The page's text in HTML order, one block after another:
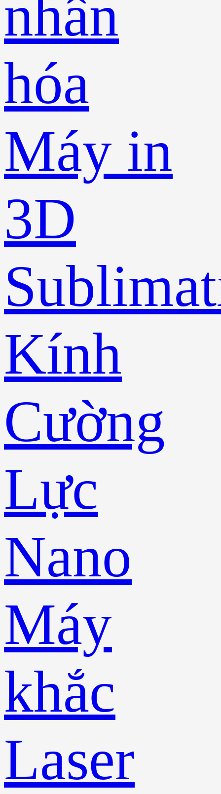
nhân
hóa
Máy in
3D
Kính
Cường
Lực
Nano
Máy
khắc
Laser